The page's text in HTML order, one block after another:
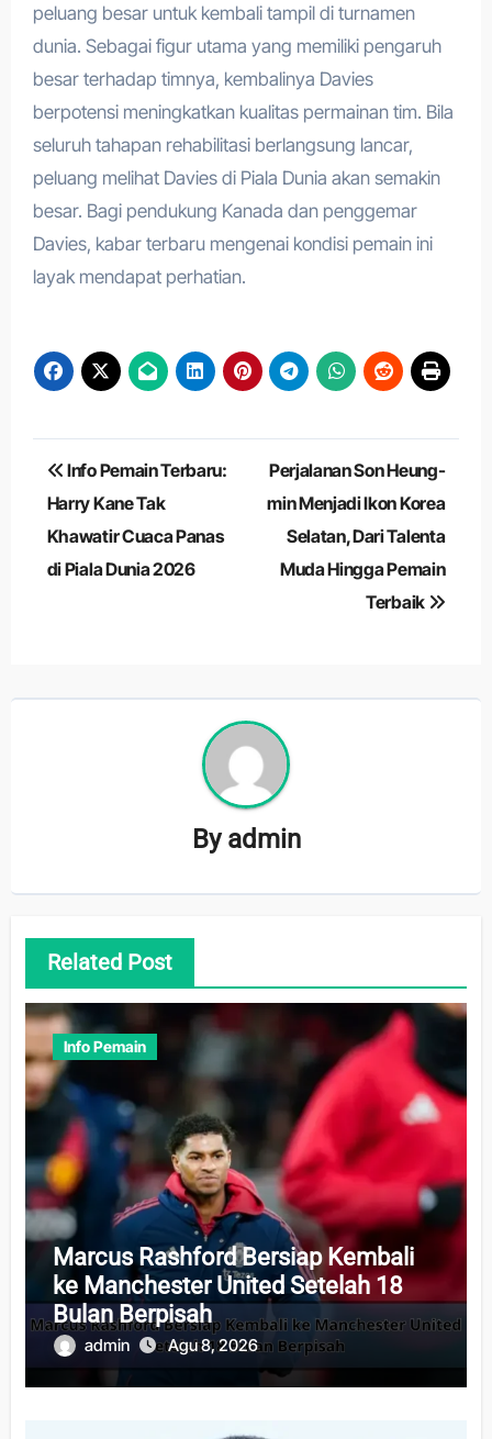
peluang besar untuk kembali tampil di turnamen
dunia. Sebagai figur utama yang memiliki pengaruh
besar terhadap timnya, kembalinya Davies
berpotensi meningkatkan kualitas permainan tim. Bila
seluruh tahapan rehabilitasi berlangsung lancar,
peluang melihat Davies di Piala Dunia akan semakin
besar. Bagi pendukung Kanada dan penggemar
Davies, kabar terbaru mengenai kondisi pemain ini
layak mendapat perhatian.
Navigasi
pos
Info Pemain Terbaru:
Harry Kane Tak
Khawatir Cuaca Panas
di Piala Dunia 2026
Perjalanan Son Heung-
min Menjadi Ikon Korea
Selatan, Dari Talenta
Muda Hingga Pemain
Terbaik
By admin
Related Post
Info Pemain
Marcus Rashford Bersiap Kembali
ke Manchester United Setelah 18
Bulan Berpisah
admin Agu 8, 2026